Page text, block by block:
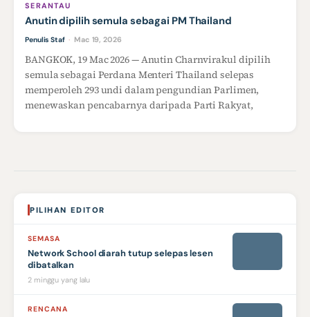
SERANTAU
Anutin dipilih semula sebagai PM Thailand
Penulis Staf · Mac 19, 2026
BANGKOK, 19 Mac 2026 — Anutin Charnvirakul dipilih
semula sebagai Perdana Menteri Thailand selepas
memperoleh 293 undi dalam pengundian Parlimen,
menewaskan pencabarnya daripada Parti Rakyat,
PILIHAN EDITOR
SEMASA
Network School diarah tutup selepas lesen
dibatalkan
2 minggu yang lalu
RENCANA